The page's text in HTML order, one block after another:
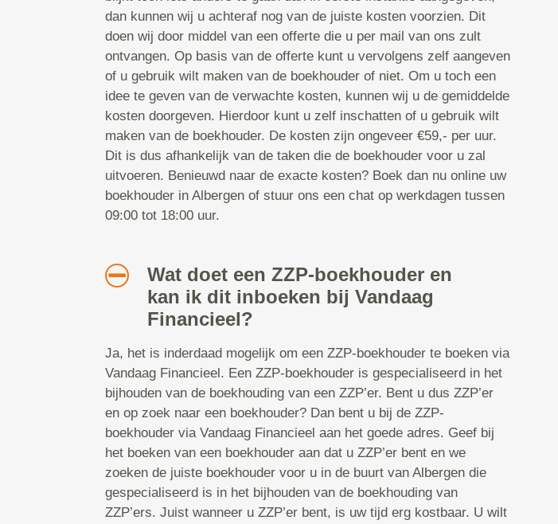
dan kunnen wij u achteraf nog van de juiste kosten voorzien. Dit
doen wij door middel van een offerte die u per mail van ons zult
ontvangen. Op basis van de offerte kunt u vervolgens zelf aangeven
of u gebruik wilt maken van de boekhouder of niet. Om u toch een
idee te geven van de verwachte kosten, kunnen wij u de gemiddelde
kosten doorgeven. Hierdoor kunt u zelf inschatten of u gebruik wilt
maken van de boekhouder. De kosten zijn ongeveer €59,- per uur.
Dit is dus afhankelijk van de taken die de boekhouder voor u zal
uitvoeren. Benieuwd naar de exacte kosten? Boek dan nu online uw
boekhouder in Albergen of stuur ons een chat op werkdagen tussen
09:00 tot 18:00 uur.
Wat doet een ZZP-boekhouder en
kan ik dit inboeken bij Vandaag
Financieel?
Ja, het is inderdaad mogelijk om een ZZP-boekhouder te boeken via
Vandaag Financieel. Een ZZP-boekhouder is gespecialiseerd in het
bijhouden van de boekhouding van een ZZP’er. Bent u dus ZZP’er
en op zoek naar een boekhouder? Dan bent u bij de ZZP-
boekhouder via Vandaag Financieel aan het goede adres. Geef bij
het boeken van een boekhouder aan dat u ZZP’er bent en we
zoeken de juiste boekhouder voor u in de buurt van Albergen die
gespecialiseerd is in het bijhouden van de boekhouding van
ZZP’ers. Juist wanneer u ZZP’er bent, is uw tijd erg kostbaar. U wilt